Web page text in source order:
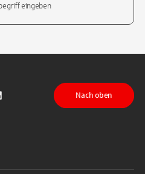
auf TikTokauf LinkedIn
Nach oben